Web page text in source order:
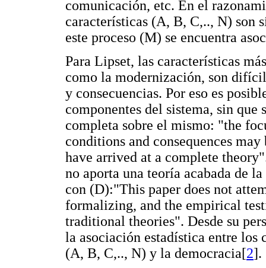
comunicación, etc. En el
características (A, B, C,.., N) son
este proceso (M) se encuentra
Para Lipset, las características
como la modernización, son
y consecuencias. Por eso es
componentes del sistema, sin
completa sobre el mismo: "the
conditions and consequences
have arrived at a complete
no aporta una teoría acabada de
con (D):"This paper does not
formalizing, and the empirical
traditional theories". Desde su
la asociación estadística entre los
(A, B, C,.., N) y la democracia[2].